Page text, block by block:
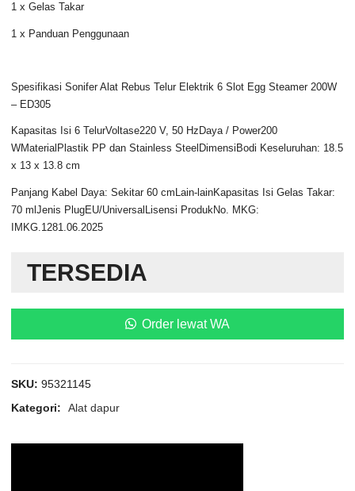
1 x Gelas Takar
1 x Panduan Penggunaan
Spesifikasi Sonifer Alat Rebus Telur Elektrik 6 Slot Egg Steamer 200W
– ED305
Kapasitas Isi 6 TelurVoltase220 V, 50 HzDaya / Power200
WMaterialPlastik PP dan Stainless SteelDimensiBodi Keseluruhan: 18.5
x 13 x 13.8 cm
Panjang Kabel Daya: Sekitar 60 cmLain-lainKapasitas Isi Gelas Takar:
70 mlJenis PlugEU/UniversalLisensi ProdukNo. MKG:
IMKG.1281.06.2025
TERSEDIA
Order lewat WA
SKU:95321145
Kategori:
Alat dapur